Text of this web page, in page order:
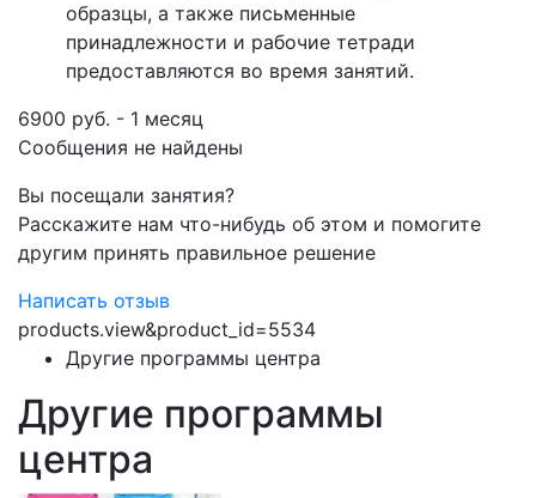
образцы, а также письменные
принадлежности и рабочие тетради
предоставляются во время занятий.
6900 руб. - 1 месяц
Сообщения не найдены
Вы посещали занятия?
Расскажите нам что-нибудь об этом и помогите
другим принять правильное решение
Написать отзыв
products.view&product_id=5534
Другие программы центра
Другие программы
центра